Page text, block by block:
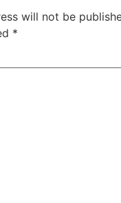
will not be
*